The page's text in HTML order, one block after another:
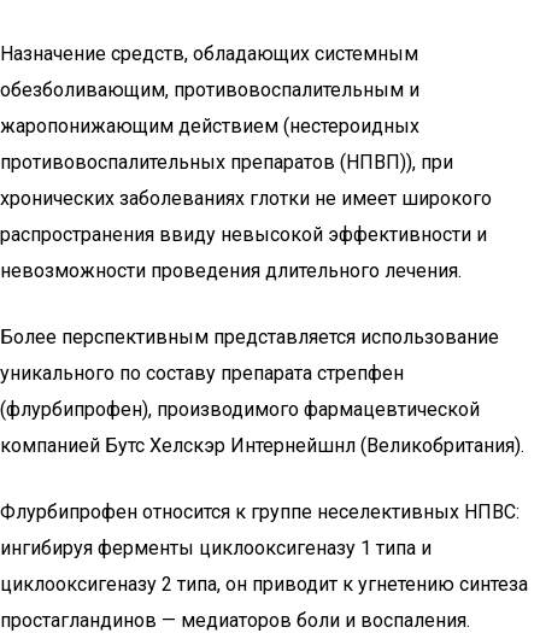
Назначение средств, обладающих системным
обезболивающим, противовоспалительным и
жаропонижающим действием (нестероидных
противовоспалительных препаратов (НПВП)), при
хронических заболеваниях глотки не имеет широкого
распространения ввиду невысокой эффективности и
невозможности проведения длительного лечения.
Более перспективным представляется использование
уникального по составу препарата стрепфен
(флурбипрофен), производимого фармацевтической
компанией Бутс Хелскэр Интернейшнл (Великобритания).
Флурбипрофен относится к группе неселективных НПВС:
ингибируя ферменты циклооксигеназу 1 типа и
циклооксигеназу 2 типа, он приводит к угнетению синтеза
простагландинов — медиаторов боли и воспаления.